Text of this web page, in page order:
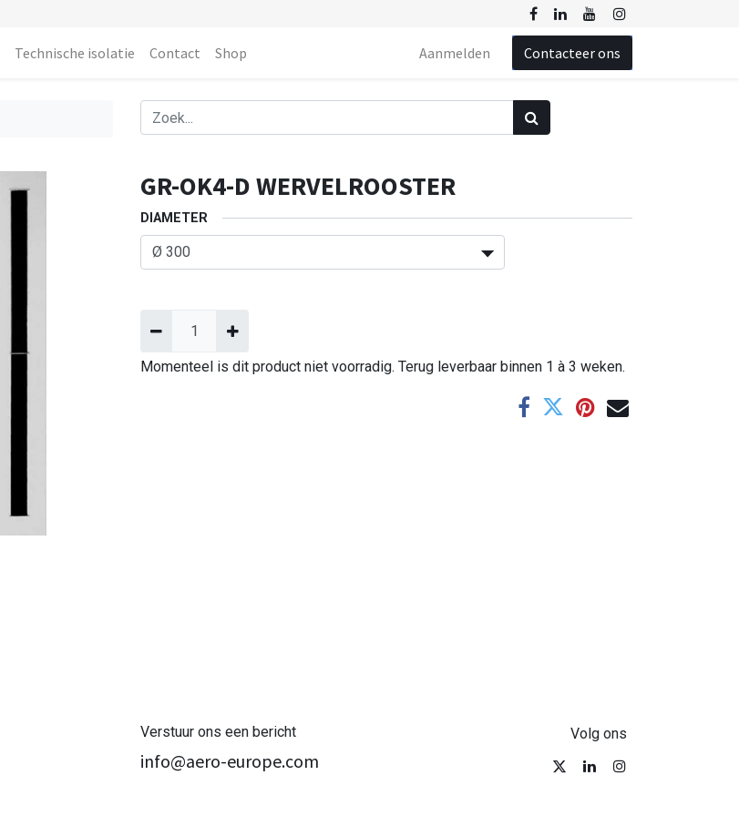
Technische isolatie Contact Shop Aanmelden Contacteer ons
GR-OK4-D WERVELROOSTER
DIAMETER
Momenteel is dit product niet voorradig. Terug leverbaar binnen 1 à 3 weken.
Verstuur ons een bericht
info@aero-europe.com
Volg ons